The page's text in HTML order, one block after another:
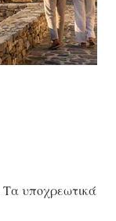
Τα υποχρεωτικά